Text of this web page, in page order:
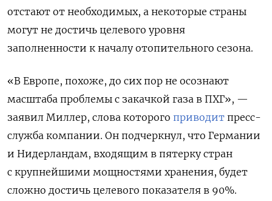
отстают от необходимых, а некоторые страны
могут не достичь целевого уровня
заполненности к началу отопительного сезона.
«В Европе, похоже, до сих пор не осознают
масштаба проблемы с закачкой газа в ПХГ», —
заявил Миллер, слова которого приводит пресс-
служба компании. Он подчеркнул, что Германии
и Нидерландам, входящим в пятерку стран
с крупнейшими мощностями хранения, будет
сложно достичь целевого показателя в 90%.